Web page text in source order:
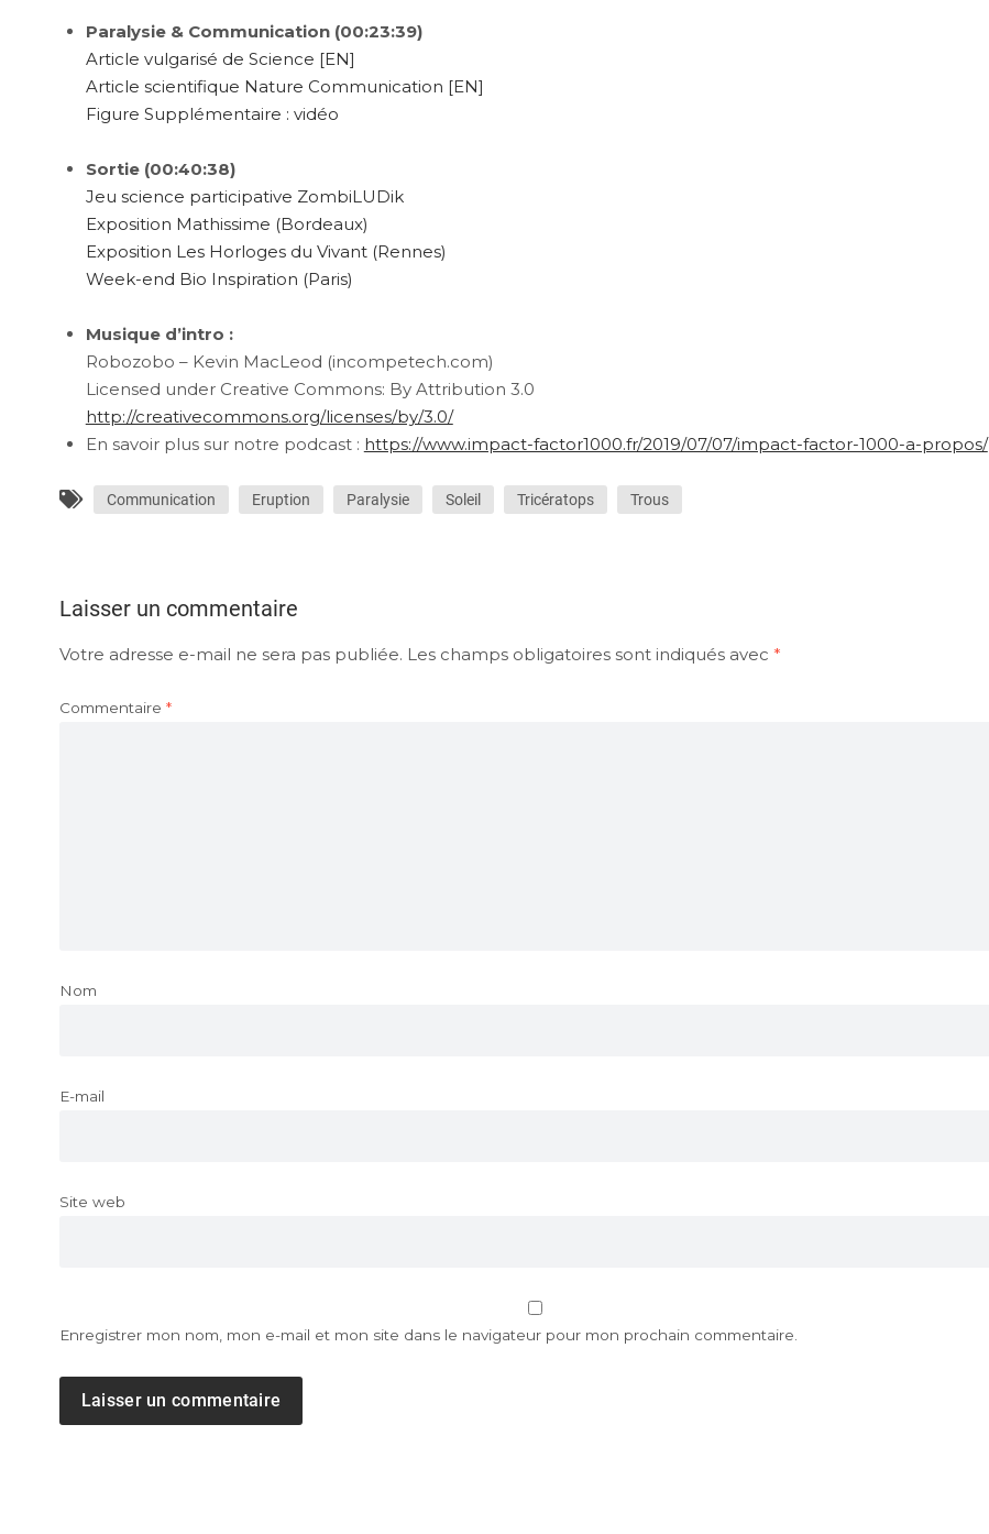
Paralysie & Communication (00:23:39)
Article vulgarisé de Science [EN]
Article scientifique Nature Communication [EN]
Figure Supplémentaire : vidéo
Sortie (00:40:38)
Jeu science participative ZombiLUDik
Exposition Mathissime (Bordeaux)
Exposition Les Horloges du Vivant (Rennes)
Week-end Bio Inspiration (Paris)
Musique d’intro :
Robozobo – Kevin MacLeod (incompetech.com)
Licensed under Creative Commons: By Attribution 3.0
http://creativecommons.org/licenses/by/3.0/
En savoir plus sur notre podcast : https://www.impact-factor1000.fr/2019/07/07/impact-factor-1000-a-propos/
Communication Eruption Paralysie Soleil Tricératops Trous
Laisser un commentaire
Votre adresse e-mail ne sera pas publiée. Les champs obligatoires sont indiqués avec *
Commentaire *
Nom
E-mail
Site web
Enregistrer mon nom, mon e-mail et mon site dans le navigateur pour mon prochain commentaire.